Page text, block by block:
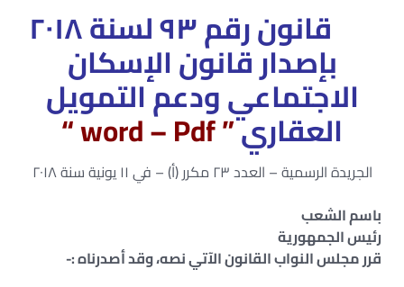
قانون رقم ٩٣ لسنة ٢٠١٨
بإصدار قانون الإسكان
الاجتماعي ودعم التمويل
العقاري” word – Pdf “
الجريدة الرسمية – العدد ٢٣ مكرر (أ) – في ١١ يونية سنة ٢٠١٨
باسم الشعب
رئيس الجمهورية
قرر مجلس النواب القانون الآتي نصه، وقد أصدرناه :-